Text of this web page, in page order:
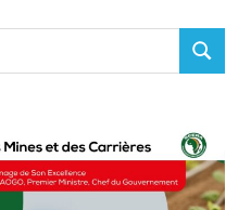
SEARCH